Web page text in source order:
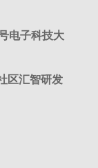
电子科技大
区汇智研发